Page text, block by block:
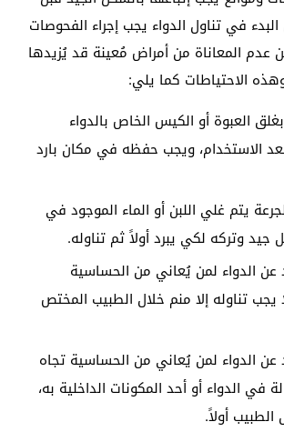
البدء في تناول الدواء يجب إجراء الفحوصات
عدم المعاناة من أمراض مُعينة قد يُزيدها
الاحتياطات كما يلي:
العبوة أو الكيس الخاص بالدواء
الاستخدام، ويجب حفظه في مكان بارد
يتم غلي اللبن أو الماء الموجود في
وتركه لكي يبرد أولاً ثم تناوله.
عن الدواء لمن يُعاني من الحساسية
يجب تناوله إلا منم خلال الطبيب المختص
عن الدواء لمن يُعاني من الحساسية تجاه
في الدواء أو أحد المكونات الداخلية به،
الطبيب أولاً.